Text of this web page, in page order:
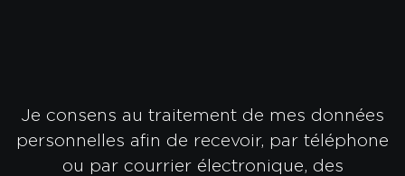
Je consens au traitement de mes données
personnelles afin de recevoir, par téléphone
ou par courrier électronique, des